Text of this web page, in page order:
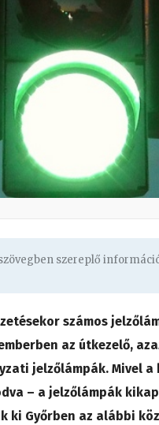
szereplő
számos
az útkezelő,
jelzőlámpák. Mivel
– a jelzőlámpák
ki Győrben az alábbi